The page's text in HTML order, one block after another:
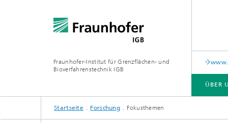
Fraunhofer-Institut für Grenzflächen- und
Bioverfahrenstechnik IGB
ÜBER
ÜBER UNS
ZUSAMMENARBEIT
FORSCHUNG
ANALYTIK / PRÜFUNG
PUBLIKATIONEN
Startseite Forschung Fokusthemen